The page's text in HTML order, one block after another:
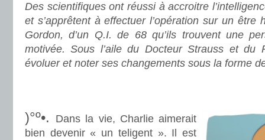
Des scientifiques ont réussi à accroitre
et s’apprêtent à effectuer l’opération sur un être
Gordon, d’un Q.I. de 68 qu’ils trouvent une
motivée. Sous l’aile du Docteur Strauss et du
évoluer et noter ses changements sous la forme
)°º•.
Dans la vie, Charlie aimerait
bien devenir « un teligent ». Il est